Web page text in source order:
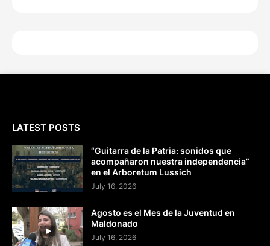
LATEST POSTS
“Guitarra de la Patria: sonidos que
acompañaron nuestra independencia”
en el Arboretum Lussich
July 16, 2026
Agosto es el Mes de la Juventud en
Maldonado
July 16, 2026